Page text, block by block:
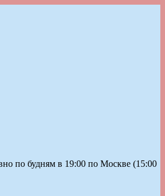
по будням в 19:00 по Москве (15:00